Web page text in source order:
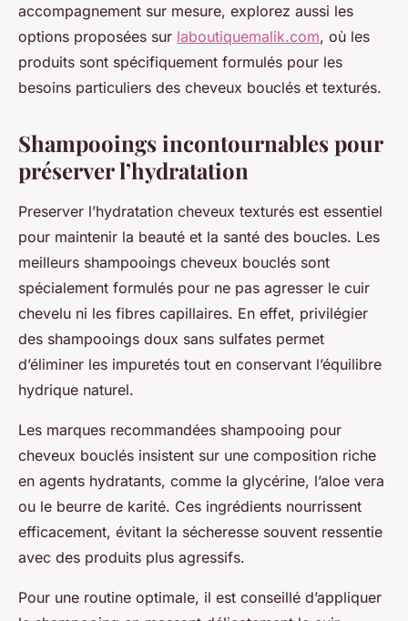
accompagnement sur mesure, explorez aussi les
options proposées sur laboutiquemalik.com, où les
produits sont spécifiquement formulés pour les
besoins particuliers des cheveux bouclés et texturés.
Shampooings incontournables pour
préserver l’hydratation
Preserver l’hydratation cheveux texturés est essentiel
pour maintenir la beauté et la santé des boucles. Les
meilleurs shampooings cheveux bouclés sont
spécialement formulés pour ne pas agresser le cuir
chevelu ni les fibres capillaires. En effet, privilégier
des shampooings doux sans sulfates permet
d’éliminer les impuretés tout en conservant l’équilibre
hydrique naturel.
Les marques recommandées shampooing pour
cheveux bouclés insistent sur une composition riche
en agents hydratants, comme la glycérine, l’aloe vera
ou le beurre de karité. Ces ingrédients nourrissent
efficacement, évitant la sécheresse souvent ressentie
avec des produits plus agressifs.
Pour une routine optimale, il est conseillé d’appliquer